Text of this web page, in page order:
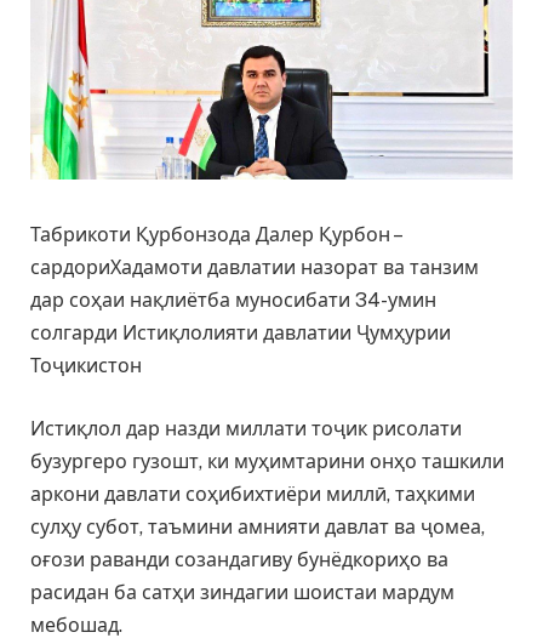
Табрикоти Қурбонзода Далер Қурбон –
сардориХадамоти давлатии назорат ва танзим
дар соҳаи нақлиётба муносибати 34-умин
солгарди Истиқлолияти давлатии Ҷумҳурии
Тоҷикистон
Истиқлол дар назди миллати тоҷик рисолати
бузургеро гузошт, ки муҳимтарини онҳо ташкили
аркони давлати соҳибихтиёри миллӣ, таҳкими
сулҳу субот, таъмини амнияти давлат ва ҷомеа,
оғози раванди созандагиву бунёдкориҳо ва
расидан ба сатҳи зиндагии шоистаи мардум
мебошад.